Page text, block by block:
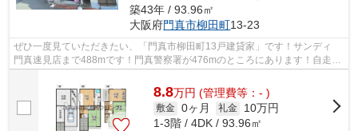
築43年 / 93.96㎡
大阪府門真市柳田町13-23
ぜひ一度見ていただきたい、「門真市柳田町13戸建貸家」です！サンディ
門真速見店まで488mです！門真警察署が476mのところにあります！自走式
駐車場がある物件です！門真市や京阪本...
8.8万円 (管理費等：- )
敷金 0ヶ月 礼金
10万円
1-3階 / 4DK / 93.96㎡